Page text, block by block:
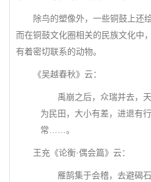
除鸟的塑像外，一些铜鼓上还绘
而在铜鼓文化圈相关的民族文化中
有着密切联系的动物。
《吴越春秋》云：
禹崩之后，众瑞并去，天
为民田，大小有差，进退有
常……。
王充《论衡·偶会篇》云：
雁鹄集于会稽，去避碣石